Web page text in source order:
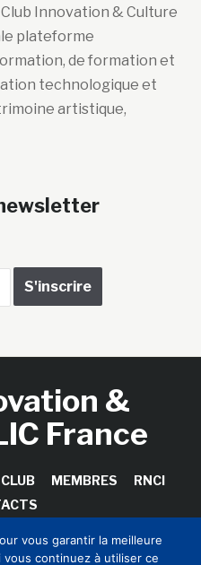
Innovation & Culture
plateforme
de formation et
technologique et
artistique,
&
France
CLUB MEMBRES
RNCI
vous garantir la meilleure
continuez à utiliser ce